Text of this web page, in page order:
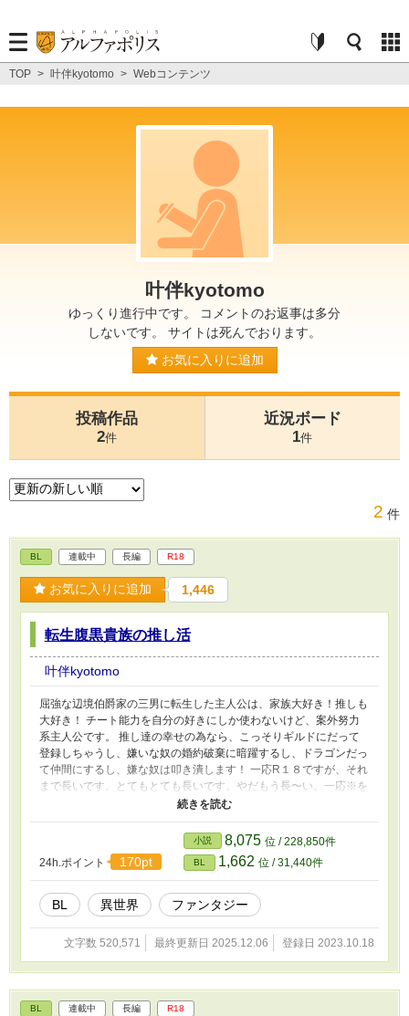
TOP > 叶伴kyotomo > Webコンテンツ
叶伴kyotomo
ゆっくり進行中です。 コメントのお返事は多分
しないです。 サイトは死んでおります。
お気に入りに追加
投稿作品
2件
近況ボード
1件
2 件
BL 連載中 長編 R18
お気に入りに追加 1,446
転生腹黒貴族の推し活
叶伴kyotomo
屈強な辺境伯爵家の三男に転生した主人公は、家族大好き！推しも
大好き！ チート能力を自分の好きにしか使わないけど、案外努力
系主人公です。 推し達の幸せの為なら、こっそりギルドにだって
登録しちゃうし、嫌いな奴の婚約破棄に暗躍するし、ドラゴンだっ
て仲間にするし、嫌な奴は叩き潰します！ 一応R１８ですが、それ
まで長いです。とてもとても長いです。やだもう長〜い。一応※を
付けておきます。 そこからはどこそこ※になります。 エロは十分
頑張ります。 ※男性同士の結婚が普通にあります。 ※男性の妊娠
出産も普通にあります。 誤字や名前が違うぞ？とお気づきになら
れたら、ぜひ教えてください！
24h.ポイント
170pt
小説 8,075 位 / 228,850件
BL 1,662 位 / 31,440件
BL 異世界 ファンタジー
文字数 520,571 最終更新日 2025.12.06 登録日 2023.10.18
BL 連載中 長編 R18